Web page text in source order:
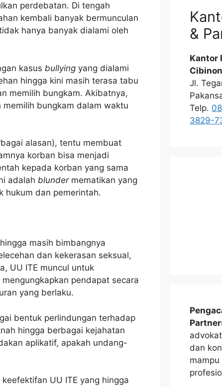
perdebatan. Di tengah
kembali banyak bermunculan
hanya banyak dialami oleh
kasus bullying yang dialami
hingga kini masih terasa tabu
memilih bungkam. Akibatnya,
bungkam dalam waktu
alasan), tentu membuat
korban bisa menjadi
kepada korban yang sama
adalah blundermematikan yang
hukum dan pemerintah.
masih bimbangnya
dan kekerasan seksual,
UU ITE muncul untuk
pendapat secara
yang berlaku.
bentuk perlindungan terhadap
hingga berbagai kejahatan
aplikatif, apakah undang-
UU ITE yang hingga
&
Kantor
Jl.
Telp.
3829-
dan